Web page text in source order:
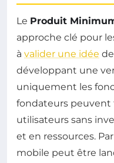
Le Produit
approche clé pour
à valider une idée
développant une
uniquement les
fondateurs peuvent
utilisateurs sans
et en ressources.
mobile peut être